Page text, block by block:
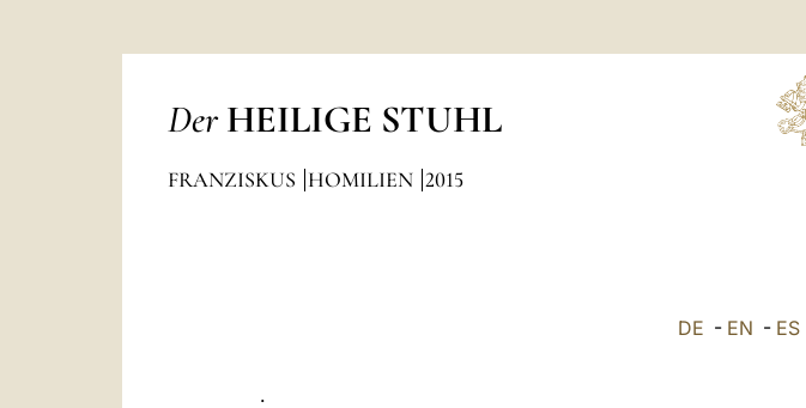
Der HEILIGE STUHL
FRANZISKUS HOMILIEN 2015
DE - EN - ES
.